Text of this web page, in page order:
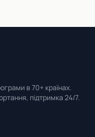
в 70+ країнах.
підтримка 24/7.